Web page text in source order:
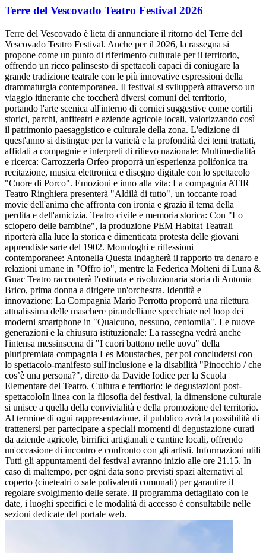
Terre del Vescovado Teatro Festival 2026
Terre del Vescovado è lieta di annunciare il ritorno del Terre del
Vescovado Teatro Festival. Anche per il 2026, la rassegna si
propone come un punto di riferimento culturale per il territorio,
offrendo un ricco palinsesto di spettacoli capaci di coniugare la
grande tradizione teatrale con le più innovative espressioni della
drammaturgia contemporanea. Il festival si svilupperà attraverso un
viaggio itinerante che toccherà diversi comuni del territorio,
portando l'arte scenica all'interno di cornici suggestive come cortili
storici, parchi, anfiteatri e aziende agricole locali, valorizzando così
il patrimonio paesaggistico e culturale della zona. L'edizione di
quest'anno si distingue per la varietà e la profondità dei temi trattati,
affidati a compagnie e interpreti di rilievo nazionale: Multimedialità
e ricerca: Carrozzeria Orfeo proporrà un'esperienza polifonica tra
recitazione, musica elettronica e disegno digitale con lo spettacolo
"Cuore di Porco". Emozioni e inno alla vita: La compagnia ATIR
Teatro Ringhiera presenterà "Aldilà di tutto", un toccante road
movie dell'anima che affronta con ironia e grazia il tema della
perdita e dell'amicizia. Teatro civile e memoria storica: Con "Lo
sciopero delle bambine", la produzione PEM Habitat Teatrali
riporterà alla luce la storica e dimenticata protesta delle giovani
apprendiste sarte del 1902. Monologhi e riflessioni
contemporanee: Antonella Questa indagherà il rapporto tra denaro e
relazioni umane in "Offro io", mentre la Federica Molteni di Luna &
Gnac Teatro racconterà l'ostinata e rivoluzionaria storia di Antonia
Brico, prima donna a dirigere un'orchestra. Identità e
innovazione: La Compagnia Mario Perrotta proporrà una rilettura
attualissima delle maschere pirandelliane specchiate nel loop dei
moderni smartphone in "Qualcuno, nessuno, centomila". Le nuove
generazioni e la chiusura istituzionale: La rassegna vedrà anche
l'intensa messinscena di "I cuori battono nelle uova" della
pluripremiata compagnia Les Moustaches, per poi concludersi con
lo spettacolo-manifesto sull'inclusione e la disabilità "Pinocchio / che
cos’è una persona?", diretto da Davide Iodice per la Scuola
Elementare del Teatro. Cultura e territorio: le degustazioni post-
spettacoloIn linea con la filosofia del festival, la dimensione culturale
si unisce a quella della convivialità e della promozione del territorio.
Al termine di ogni rappresentazione, il pubblico avrà la possibilità di
trattenersi per partecipare a speciali momenti di degustazione curati
da aziende agricole, birrifici artigianali e cantine locali, offrendo
un'occasione di incontro e confronto con gli artisti. Informazioni utili
Tutti gli appuntamenti del festival avranno inizio alle ore 21.15. In
caso di maltempo, per ogni data sono previsti spazi alternativi al
coperto (cineteatri o sale polivalenti comunali) per garantire il
regolare svolgimento delle serate. Il programma dettagliato con le
date, i luoghi specifici e le modalità di accesso è consultabile nelle
sezioni dedicate del portale web.